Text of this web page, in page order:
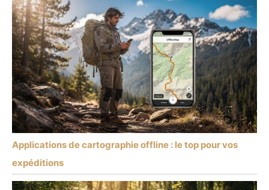
Applications de cartographie offline : le top pour vos
expéditions